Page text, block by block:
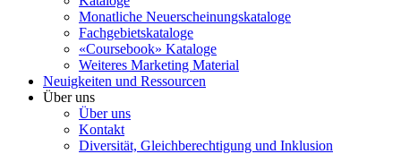
Monatliche Neuerscheinungskataloge
Fachgebietskataloge
«Coursebook» Kataloge
Weiteres Marketing Material
Neuigkeiten und Ressourcen
Über uns
Über uns
Kontakt
Diversität, Gleichberechtigung und Inklusion